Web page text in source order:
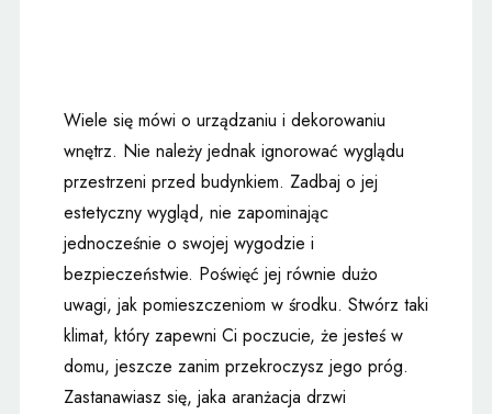
Wiele się mówi o urządzaniu i dekorowaniu
wnętrz. Nie należy jednak ignorować wyglądu
przestrzeni przed budynkiem. Zadbaj o jej
estetyczny wygląd, nie zapominając
jednocześnie o swojej wygodzie i
bezpieczeństwie. Poświęć jej równie dużo
uwagi, jak pomieszczeniom w środku. Stwórz taki
klimat, który zapewni Ci poczucie, że jesteś w
domu, jeszcze zanim przekroczysz jego próg.
Zastanawiasz się, jaka aranżacja drzwi